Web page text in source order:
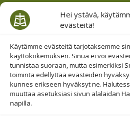
Hei ystävä,
evästeitä!
Käytämme evästeitä tarjotaksemme
käyttökokemuksen. Sinua ei voi
tunnistaa suoraan, mutta esimerkiksi
toiminta edellyttää evästeiden
kunnes erikseen hyväksyt ne.
muuttaa asetuksiasi sivun alalaidan
napilla.
Evästesuostumus
Hallinnoi evästeitä
Etsi sivuiltamme
© 2019-2026 Suomen